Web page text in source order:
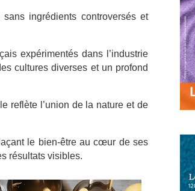
sans ingrédients controversés et
expérimentés dans l’industrie
cultures diverses et un profond
reflète l’union de la nature et de
le bien-être au cœur de ses
résultats visibles.